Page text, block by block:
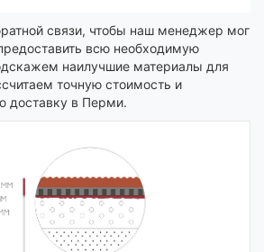
связи, чтобы наш менеджер мог
всю необходимую
наилучшие материалы для
точную стоимость и
доставку в Перми.